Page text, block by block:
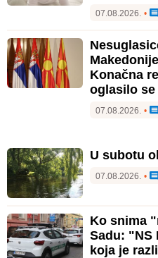
07.08.2026. •
Konačna
oglasilo
07.08.2026. •
U subotu
07.08.2026. •
Ko snima
Sadu: "NS
koja je